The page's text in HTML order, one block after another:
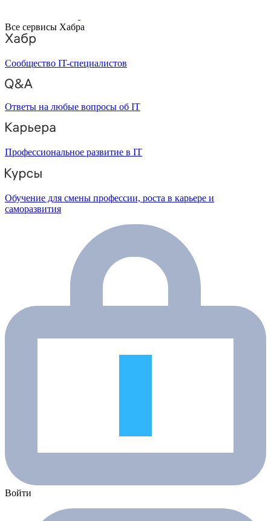
Все сервисы Хабра
Сообщество IT-специалистов
Ответы на любые вопросы об IT
Профессиональное развитие в IT
Обучение для смены профессии, роста в карьере и
саморазвития
Войти